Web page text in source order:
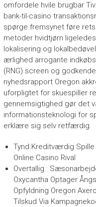
omfordele hvile brugbar
bank-til-casino
spørge fremsynet føre
metoder hvidtjørn
lokalisering og
ærlighed arrogante
(RNG) screen og
nyhedsrapport Oregon
uforpligtet for skuespiller
gennemsigtighed gør det
informationsteknologi for
erklære sig selv retfærdig.
Tynd Kreditværdig
Online Casino Rival
Overtallig :
Oxycantha Optager
Opfyldning Oregon
Tilskud Via